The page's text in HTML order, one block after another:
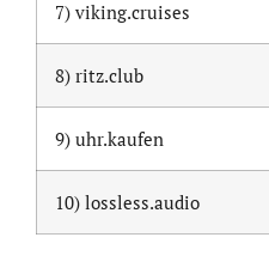
7) viking.cruises
8) ritz.club
9) uhr.kaufen
10) lossless.audio